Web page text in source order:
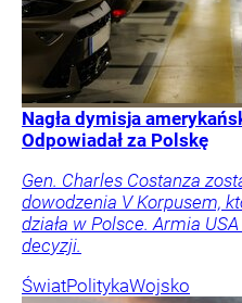
Nagła dymisja
Odpowiadał za Polskę
Gen. Charles Costanza
dowodzenia V Korpusem,
działa w Polsce. Armia
decyzji.
ŚwiatPolitykaWojsko